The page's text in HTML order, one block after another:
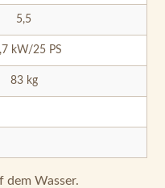
5,5
kW/25 PS
83 kg
dem Wasser.